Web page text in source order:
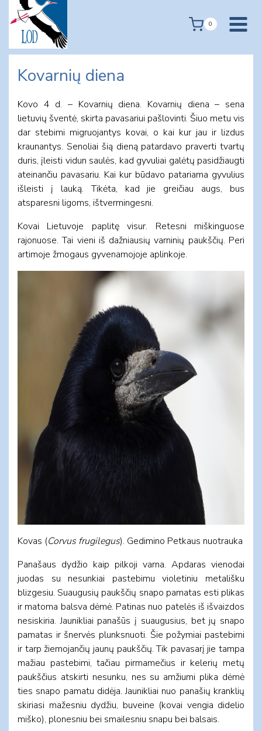
content
0
Kovarnių diena
Kovo 4 d. – Kovarnių diena. Kovarnių diena – sena
lietuvių šventė, skirta pavasariui pašlovinti. Šiuo metu vis
dar stebimi migruojantys kovai, o kai kur jau ir lizdus
kraunantys. Senoliai šią dieną patardavo praverti tvartų
duris, įleisti vidun saulės, kad gyvuliai galėtų pasidžiaugti
ateinančiu pavasariu. Kai kur būdavo patariama gyvulius
išleisti į lauką. Tikėta, kad jie greičiau augs, bus
atsparesni ligoms, ištvermingesni.
Kovai Lietuvoje paplitę visur. Retesni miškinguose
rajonuose. Tai vieni iš dažniausių varninių paukščių. Peri
artimoje žmogaus gyvenamojoje aplinkoje.
Kovas (Corvus frugilegus). Gedimino Petkaus nuotrauka
Panašaus dydžio kaip pilkoji varna. Apdaras vienodai
juodas su nesunkiai pastebimu violetiniu metališku
blizgesiu. Suaugusių paukščių snapo pamatas esti plikas
ir matoma balsva dėmė. Patinas nuo patelės iš išvaizdos
nesiskiria. Jaunikliai panašūs į suaugusius, bet jų snapo
pamatas ir šnervės plunksnuoti. Šie požymiai pastebimi
ir tarp žiemojančių jaunų paukščių. Tik pavasarį jie tampa
mažiau pastebimi, tačiau pirmamečius ir kelerių metų
paukščius atskirti nesunku, nes su amžiumi plika dėmė
ties snapo pamatu didėja. Jaunikliai nuo panašių kranklių
skiriasi mažesniu dydžiu, buveine (kovai vengia didelio
miško), plonesniu bei smailesniu snapu bei balsais.